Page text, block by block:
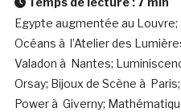
Egypte augmentée au Louvre;
Océans à l’Atelier des
Valadon à Nantes;
Orsay; Bijoux de Scène à
Power à Giverny;